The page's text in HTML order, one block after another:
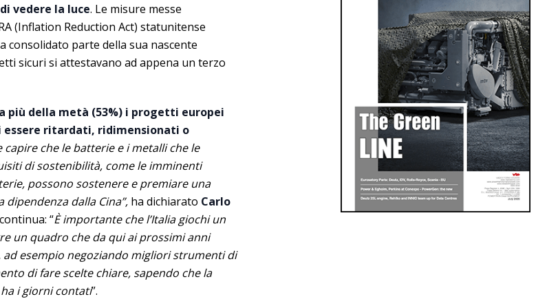
vedere la luce. Le misure messe
(Inflation Reduction Act) statunitense
consolidato parte della sua nascente
sicuri si attestavano ad appena un terzo
più della metà (53%) i progetti europei
essere ritardati, ridimensionati o
capire che le batterie e i metalli che le
di sostenibilità, come le imminenti
possono sostenere e premiare una
dalla Cina”, ha dichiarato Carlo
“È importante che l’Italia giochi un
un quadro che da qui ai prossimi anni
esempio negoziando migliori strumenti di
di fare scelte chiare, sapendo che la
i giorni contati”.